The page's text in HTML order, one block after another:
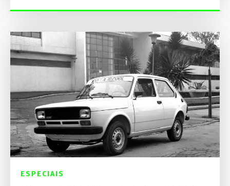
ESPECIAIS